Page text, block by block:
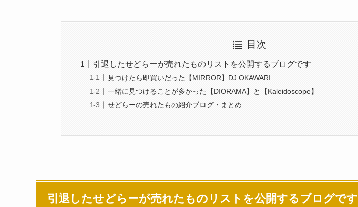
目次
引退したせどらーが売れたものリストを公開するブログです
見つけたら即買いだった【MIRROR】DJ OKAWARI
一緒に見つけることが多かった【DIORAMA】と【Kaleidoscope】
せどらーの売れたもの紹介ブログ・まとめ
引退したせどらーが売れたものリストを公開するブログです